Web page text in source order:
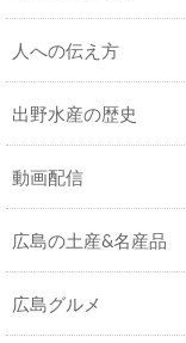
人への伝え方
出野水産の歴史
動画配信
広島の土産&名産品
広島グルメ